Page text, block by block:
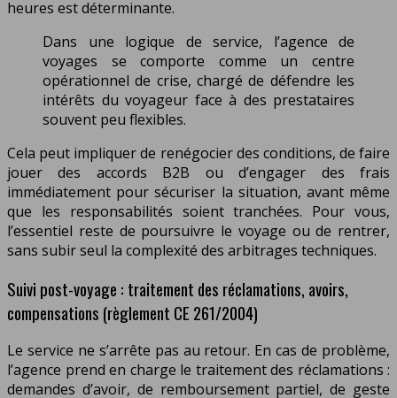
heures est déterminante.
Dans une logique de service, l’agence de
voyages se comporte comme un centre
opérationnel de crise, chargé de défendre les
intérêts du voyageur face à des prestataires
souvent peu flexibles.
Cela peut impliquer de renégocier des conditions, de faire
jouer des accords B2B ou d’engager des frais
immédiatement pour sécuriser la situation, avant même
que les responsabilités soient tranchées. Pour vous,
l’essentiel reste de poursuivre le voyage ou de rentrer,
sans subir seul la complexité des arbitrages techniques.
Suivi post-voyage : traitement des réclamations, avoirs,
compensations (règlement CE 261/2004)
Le service ne s’arrête pas au retour. En cas de problème,
l’agence prend en charge le traitement des réclamations :
demandes d’avoir, de remboursement partiel, de geste